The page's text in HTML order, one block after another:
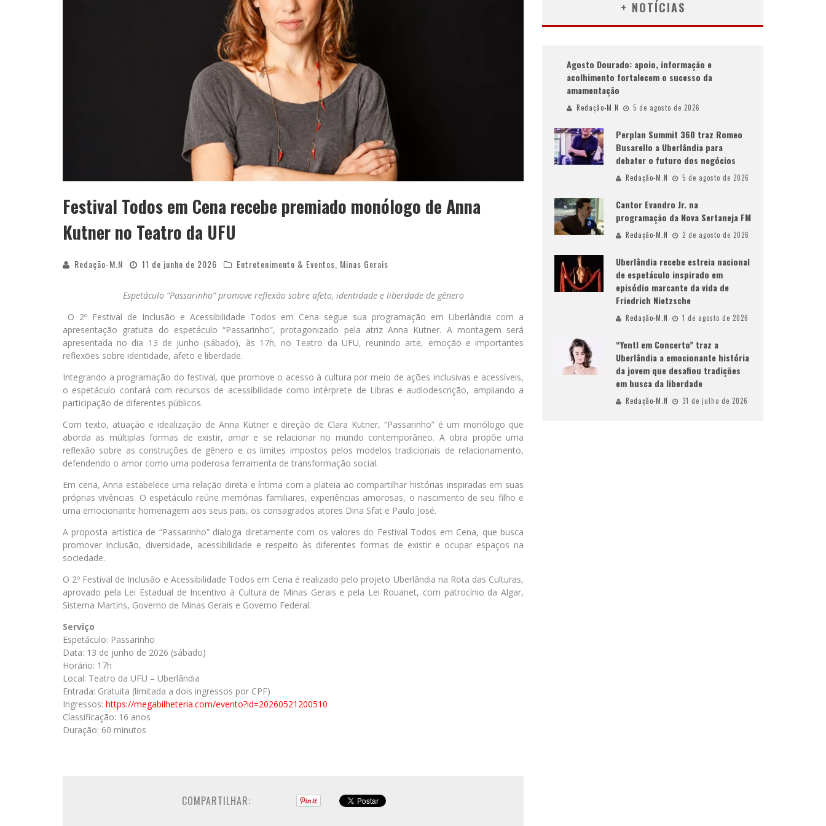
Festival Todos em Cena recebe premiado monólogo de Anna
Kutner no Teatro da UFU
Redação-M.N 11 de junho de 2026 Entretenimento & Eventos Minas Gerais
Espetáculo “Passarinho” promove reflexão sobre afeto, identidade e liberdade de gênero
O 2º Festival de Inclusão e Acessibilidade Todos em Cena segue sua programação em Uberlândia com a
apresentação gratuita do espetáculo “Passarinho”, protagonizado pela atriz Anna Kutner. A montagem será
apresentada no dia 13 de junho (sábado), às 17h, no Teatro da UFU, reunindo arte, emoção e importantes
reflexões sobre identidade, afeto e liberdade.
Integrando a programação do festival, que promove o acesso à cultura por meio de ações inclusivas e acessíveis,
o espetáculo contará com recursos de acessibilidade como intérprete de Libras e audiodescrição, ampliando a
participação de diferentes públicos.
Com texto, atuação e idealização de Anna Kutner e direção de Clara Kutner, “Passarinho” é um monólogo que
aborda as múltiplas formas de existir, amar e se relacionar no mundo contemporâneo. A obra propõe uma
reflexão sobre as construções de gênero e os limites impostos pelos modelos tradicionais de relacionamento,
defendendo o amor como uma poderosa ferramenta de transformação social.
Em cena, Anna estabelece uma relação direta e íntima com a plateia ao compartilhar histórias inspiradas em suas
próprias vivências. O espetáculo reúne memórias familiares, experiências amorosas, o nascimento de seu filho e
uma emocionante homenagem aos seus pais, os consagrados atores Dina Sfat e Paulo José.
A proposta artística de “Passarinho” dialoga diretamente com os valores do Festival Todos em Cena, que busca
promover inclusão, diversidade, acessibilidade e respeito às diferentes formas de existir e ocupar espaços na
sociedade.
O 2º Festival de Inclusão e Acessibilidade Todos em Cena é realizado pelo projeto Uberlândia na Rota das Culturas,
aprovado pela Lei Estadual de Incentivo à Cultura de Minas Gerais e pela Lei Rouanet, com patrocínio da Algar,
Sistema Martins, Governo de Minas Gerais e Governo Federal.
Serviço
Espetáculo: Passarinho
Data: 13 de junho de 2026 (sábado)
Horário: 17h
Local: Teatro da UFU – Uberlândia
Entrada: Gratuita (limitada a dois ingressos por CPF)
Ingressos: https://megabilheteria.com/evento?id=20260521200510
Classificação: 16 anos
Duração: 60 minutos
COMPARTILHAR:
+ NOTÍCIAS
Agosto Dourado: apoio, informação e
acolhimento fortalecem o sucesso da
amamentação
Redação-M.N 5 de agosto de 2026
Perplan Summit 360 traz Romeo
Busarello a Uberlândia para
debater o futuro dos negócios
Redação-M.N 5 de agosto de 2026
Cantor Evandro Jr. na
programação da Nova Sertaneja FM
Redação-M.N 2 de agosto de 2026
Uberlândia recebe estreia nacional
de espetáculo inspirado em
episódio marcante da vida de
Friedrich Nietzsche
Redação-M.N 1 de agosto de 2026
“Yentl em Concerto” traz a
Uberlândia a emocionante história
da jovem que desafiou tradições
em busca da liberdade
Redação-M.N 31 de julho de 2026